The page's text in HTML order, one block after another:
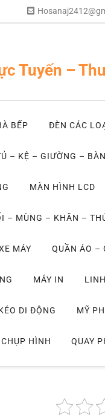
Tuyến –
BẾP ĐÈN CÁC
– KỆ – GIƯỜNG –
MÀN HÌNH LCD
– MÙNG – KHĂN –
MÁY QUẦN ÁO –
MÁY IN
DI ĐỘNG MỸ
CHỤP HÌNH QUAY